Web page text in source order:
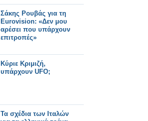
Σάκης Ρουβάς για τη
Eurovision: «Δεν μου
αρέσει που υπάρχουν
επιτροπές»
Κύριε Κριμιζή,
υπάρχουν UFO;
Τα σχέδια των Ιταλών